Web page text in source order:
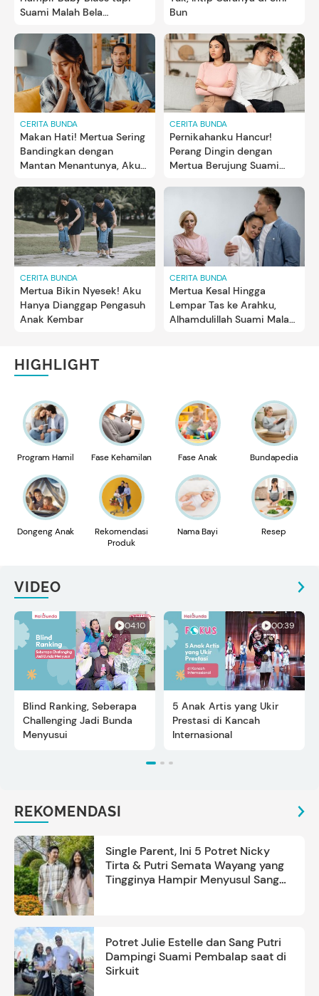
Suami Malah Bela
Bun
CERITA BUNDA
Makan Hati! Mertua Sering
Bandingkan dengan
Mantan Menantunya, Aku
CERITA BUNDA
Pernikahanku Hancur!
Perang Dingin dengan
Mertua Berujung Suami
CERITA BUNDA
Mertua Bikin Nyesek! Aku
Hanya Dianggap Pengasuh
Anak Kembar
CERITA BUNDA
Mertua Kesal Hingga
Lempar Tas ke Arahku,
Alhamdulillah Suami Malah
HIGHLIGHT
Program Hamil Fase Kehamilan Fase Anak Bundapedia
Dongeng Anak
Rekomendasi
Produk
Nama Bayi Resep
VIDEO
04:10
Blind Ranking, Seberapa
Challenging Jadi Bunda
Menyusui
00:39
5 Anak Artis yang Ukir
Prestasi di Kancah
Internasional
REKOMENDASI
Single Parent, Ini 5 Potret Nicky
Tirta & Putri Semata Wayang yang
Tingginya Hampir Menyusul Sang
Potret Julie Estelle dan Sang Putri
Dampingi Suami Pembalap saat di
Sirkuit